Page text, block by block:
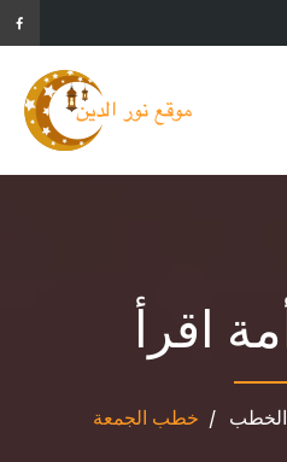
الخطب خطب الجمعة